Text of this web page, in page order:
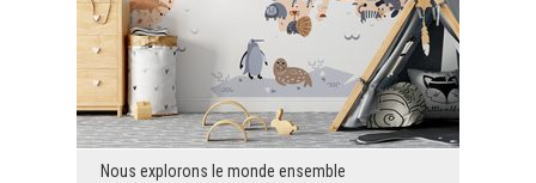
Nous explorons le monde ensemble